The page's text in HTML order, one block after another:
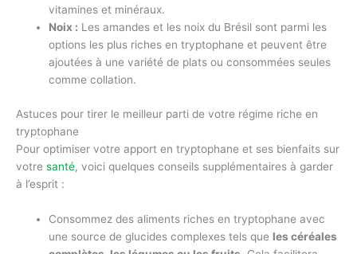
vitamines et minéraux.
Noix : Les amandes et les noix du Brésil sont parmi les
options les plus riches en tryptophane et peuvent être
ajoutées à une variété de plats ou consommées seules
comme collation.
Astuces pour tirer le meilleur parti de votre régime riche en
tryptophane
Pour optimiser votre apport en tryptophane et ses bienfaits sur
votre santé, voici quelques conseils supplémentaires à garder
à l’esprit :
Consommez des aliments riches en tryptophane avec
une source de glucides complexes tels que les céréales